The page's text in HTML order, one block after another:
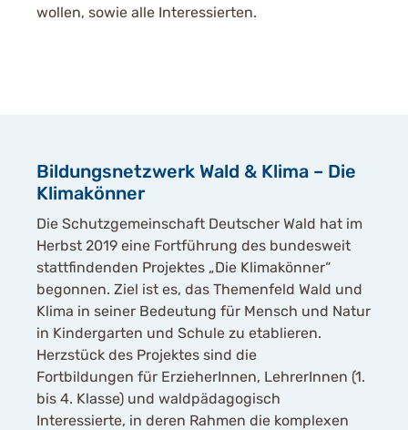
wollen, sowie alle Interessierten.
Bildungsnetzwerk Wald & Klima – Die
Klimakönner
Die Schutzgemeinschaft Deutscher Wald hat im
Herbst 2019 eine Fortführung des bundesweit
stattfindenden Projektes „Die Klimakönner“
begonnen. Ziel ist es, das Themenfeld Wald und
Klima in seiner Bedeutung für Mensch und Natur
in Kindergarten und Schule zu etablieren.
Herzstück des Projektes sind die
Fortbildungen für ErzieherInnen, LehrerInnen (1.
bis 4. Klasse) und waldpädagogisch
Interessierte, in deren Rahmen die komplexen